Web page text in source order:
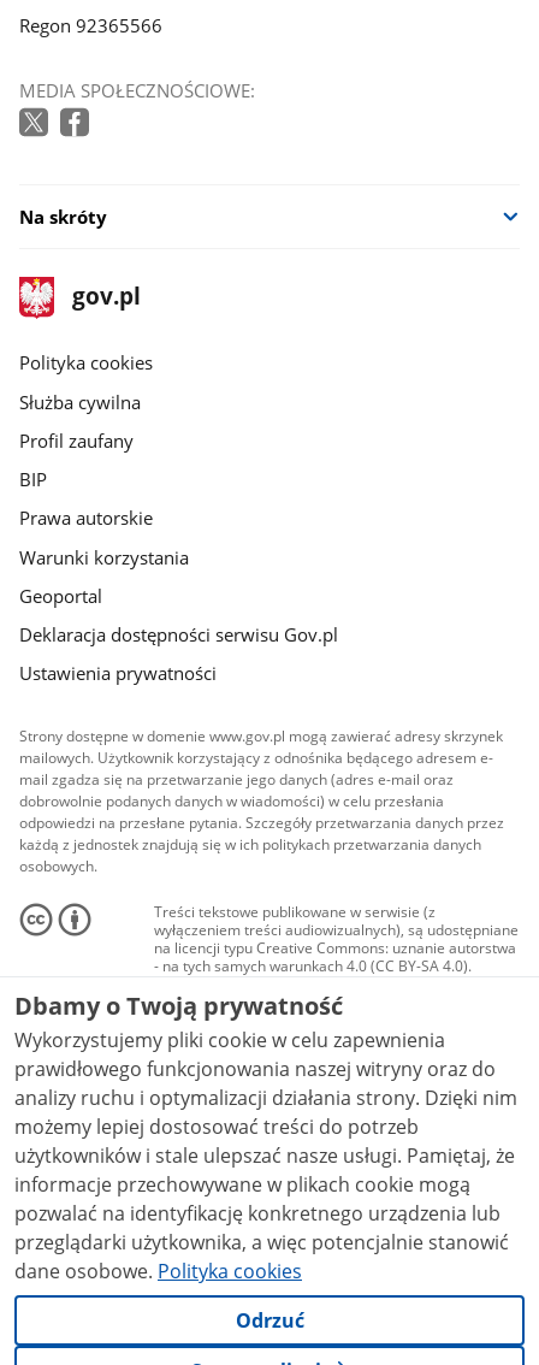
Regon 92365566
MEDIA SPOŁECZNOŚCIOWE:
Na skróty
stopka
gov.pl
Strona
gov.pl
gov.pl
Polityka cookies
Służba cywilna
Profil zaufany
BIP
Prawa autorskie
Warunki korzystania
Geoportal
Deklaracja dostępności serwisu Gov.pl
Ustawienia prywatności
Strony dostępne w domenie www.gov.pl mogą zawierać adresy skrzynek
mailowych. Użytkownik korzystający z odnośnika będącego adresem e-
mail zgadza się na przetwarzanie jego danych (adres e-mail oraz
dobrowolnie podanych danych w wiadomości) w celu przesłania
odpowiedzi na przesłane pytania. Szczegóły przetwarzania danych przez
każdą z jednostek znajdują się w ich politykach przetwarzania danych
osobowych.
Treści tekstowe publikowane w serwisie (z
wyłączeniem treści audiowizualnych), są udostępniane
na licencji typu Creative Commons: uznanie autorstwa
- na tych samych warunkach 4.0 (CC BY-SA 4.0).
Materiały audiowizualne, w tym zdjęcia, materiały
audio i wideo, są udostępniane na licencji typu
Creative Commons: uznanie autorstwa użycie
niekomercyjne - bez utworów zależnych 4.0 (CC BY-
NC-ND 4.0), o ile nie jest to stwierdzone inaczej.
Dbamy o Twoją prywatność
Wykorzystujemy pliki cookie w celu zapewnienia
prawidłowego funkcjonowania naszej witryny oraz do
analizy ruchu i optymalizacji działania strony. Dzięki nim
możemy lepiej dostosować treści do potrzeb
użytkowników i stale ulepszać nasze usługi. Pamiętaj, że
informacje przechowywane w plikach cookie mogą
pozwalać na identyfikację konkretnego urządzenia lub
przeglądarki użytkownika, a więc potencjalnie stanowić
dane osobowe. Polityka cookies
Odrzuć